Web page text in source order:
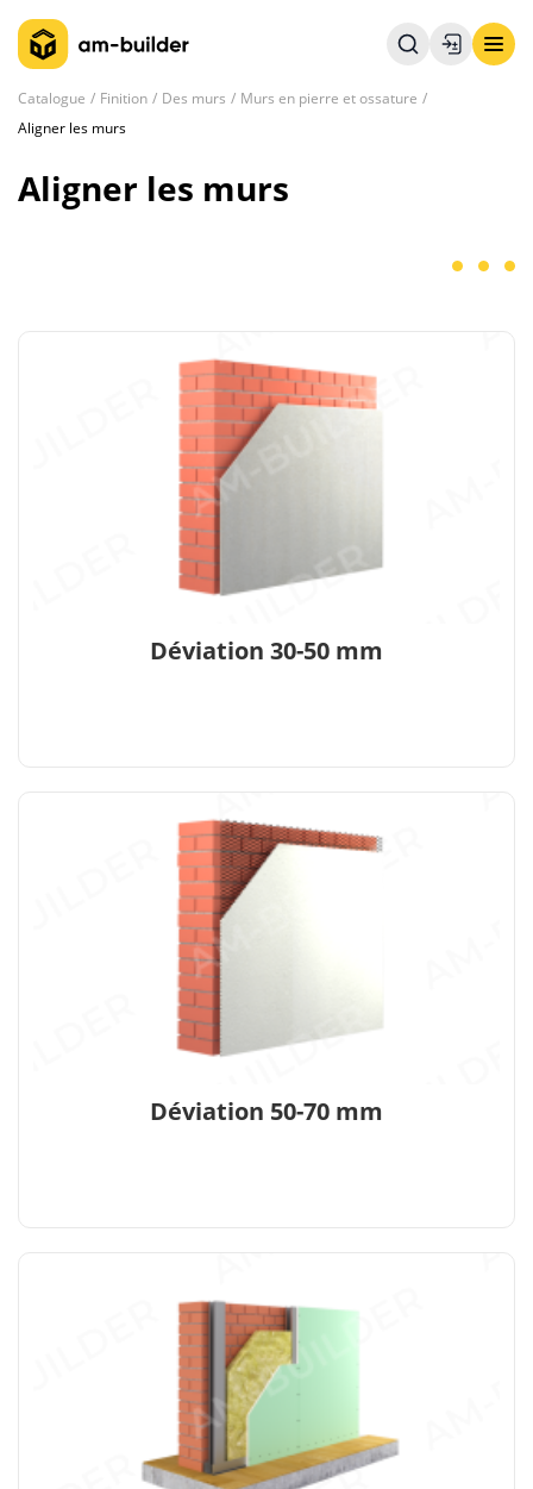
Catalogue Finition Des murs
Murs en pierre et ossature
Aligner les murs
Aligner les murs
Déviation 30-50 mm
Déviation 50-70 mm